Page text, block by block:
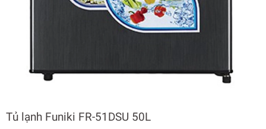
Tủ lạnh Funiki FR-51DSU 50L